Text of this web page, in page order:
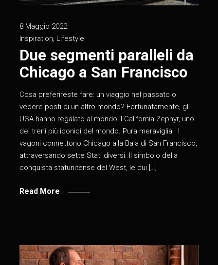
8 Maggio 2022
Inspiration Lifestyle
Due segmenti paralleli da
Chicago a San Francisco
Cosa preferireste fare: un viaggio nel passato o
vedere posti di un altro mondo? Fortunatamente, gli
USA hanno regalato al mondo il California Zephyr, uno
dei treni più iconici del mondo. Pura meraviglia. I
vagoni connettono Chicago alla Baia di San Francisco,
attraversando sette Stati diversi. Il simbolo della
conquista statunitense del West, le cui […]
Read More